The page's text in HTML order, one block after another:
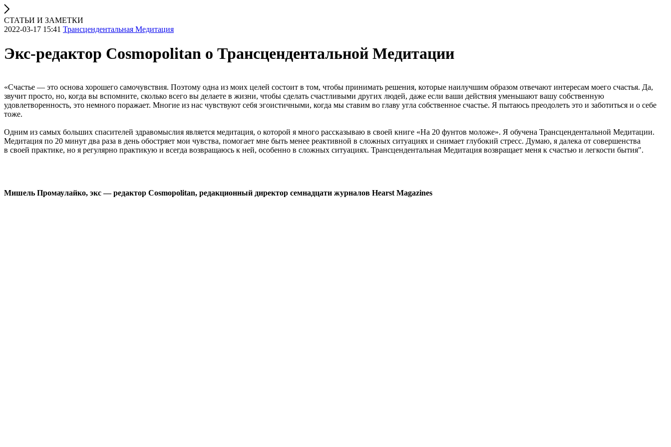
СТАТЬИ И ЗАМЕТКИ
2022-03-17 15:41 Трансцендентальная Медитация
Экс-редактор Cosmopolitan о Трансцендентальной Медитации
«Счастье — это основа хорошего самочувствия. Поэтому одна из моих целей состоит в том, чтобы принимать решения, которые наилучшим образом отвечают интересам моего счастья. Да,
звучит просто, но, когда вы вспомните, сколько всего вы делаете в жизни, чтобы сделать счастливыми других людей, даже если ваши действия уменьшают вашу собственную
удовлетворенность, это немного поражает. Многие из нас чувствуют себя эгоистичными, когда мы ставим во главу угла собственное счастье. Я пытаюсь преодолеть это и заботиться и о себе
тоже.
Одним из самых больших спасителей здравомыслия является медитация, о которой я много рассказываю в своей книге «На 20 фунтов моложе». Я обучена Трансцендентальной Медитации.
Медитация по 20 минут два раза в день обостряет мои чувства, помогает мне быть менее реактивной в сложных ситуациях и снимает глубокий стресс. Думаю, я далека от совершенства
в своей практике, но я регулярно практикую и всегда возвращаюсь к ней, особенно в сложных ситуациях. Трансцендентальная Медитация возвращает меня к счастью и легкости бытия".
Мишель Промаулайко, экс — редактор Cosmopolitan, редакционный директор семнадцати журналов Hearst Magazines